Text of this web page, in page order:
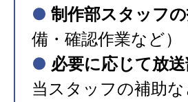
● 制作部スタッフ
備・確認作業など）
● 必要に応じて放
当スタッフの補助な